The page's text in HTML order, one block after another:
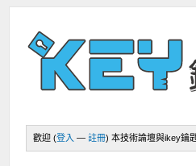
歡迎 (登入 —註冊) 本技術論壇與ikey鑰